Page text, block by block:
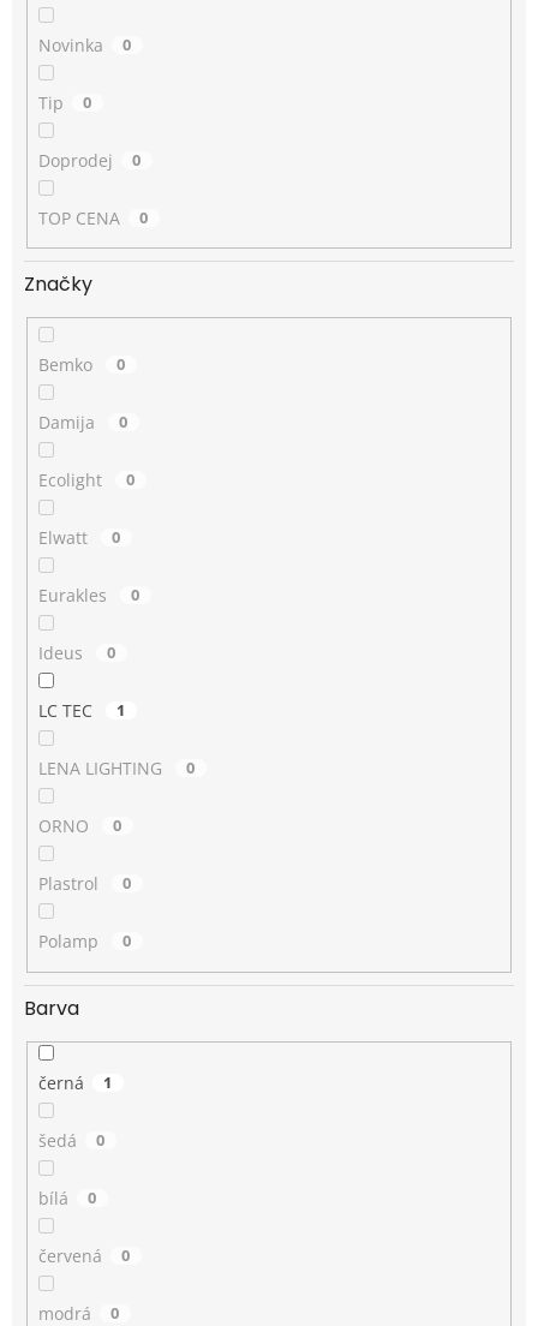
Novinka 0
Tip 0
Doprodej 0
TOP CENA 0
Značky
Bemko 0
Damija 0
Ecolight 0
Elwatt 0
Eurakles 0
Ideus 0
LC TEC 1
LENA LIGHTING 0
ORNO 0
Plastrol 0
Polamp 0
Barva
černá 1
šedá 0
bílá 0
červená 0
modrá 0